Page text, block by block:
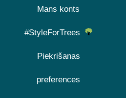
Mans konts
#StyleForTrees
Piekrišanas
preferences